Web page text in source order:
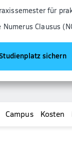
für
Clausus
sichern
Campus Kosten